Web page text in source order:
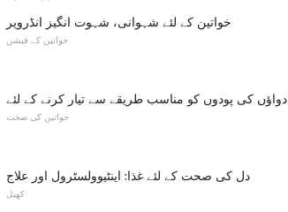
خواتین کے لئے شہوانی، شہوت انگیز انڈرویر
خواتین کے فیشن
دواؤں کی پودوں کو مناسب طریقے سے تیار کرنے کے لئے
خواتین کی صحت
دل کی صحت کے لئے غذا: اینٹیوولسٹرول اور علاج
کھیل